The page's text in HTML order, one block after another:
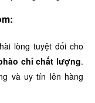
lòng tuyệt đối cho
chỉ chất lượng.
và uy tín lên hàng